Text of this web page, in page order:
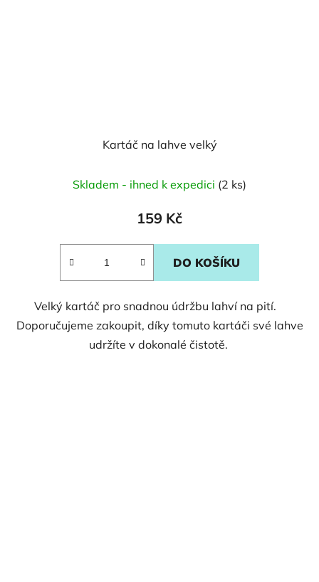
Kartáč na lahve velký
Skladem - ihned k expedici (2 ks)
159 Kč
DO KOŠÍKU
Velký kartáč pro snadnou údržbu lahví na pití.
Doporučujeme zakoupit, díky tomuto kartáči své lahve
udržíte v dokonalé čistotě.